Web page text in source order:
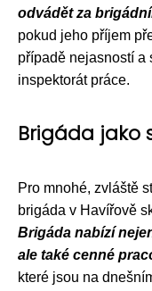
odvádět za
pokud jeho příjem
případě nejasností a
inspektorát práce.
Brigáda jako
Pro mnohé, zvláště
brigáda v Havířově
Brigáda nabízí
ale také cenné
které jsou na